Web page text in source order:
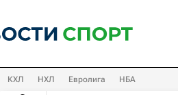
КХЛ НХЛ Евролига НБА